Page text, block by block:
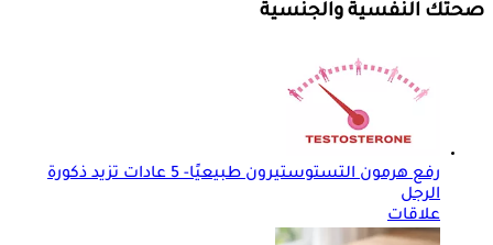
صحتك النفسية والجنسية
رفع هرمون التستوستيرون طبيعيًا- 5 عادات تزيد ذكورة
الرجل
علاقات